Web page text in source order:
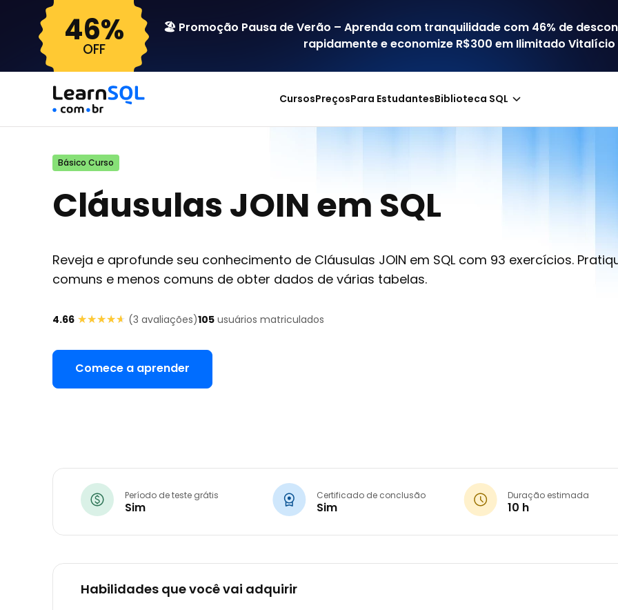
46%
OFF
🏖️ Promoção Pausa de Verão – Aprenda com tranquilidade com 46% de
rapidamente e economize R$300 em Ilimitado Vitalício
CursosPreçosPara EstudantesBiblioteca SQL
Básico Curso
Cláusulas JOIN em SQL
Reveja e aprofunde seu conhecimento de Cláusulas JOIN em SQL com 93 exercícios.
comuns e menos comuns de obter dados de várias tabelas.
4.66 ★★★★★
★★★★★ (3 avaliações)105 usuários matriculados
Comece a aprender
Período de teste grátis
Sim
Certificado de conclusão
Sim
Duração estimada
10 h
Habilidades que você vai adquirir